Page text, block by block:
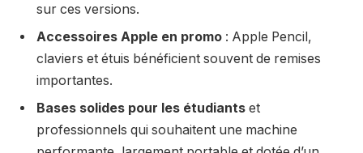
sur ces versions.
Accessoires Apple en promo : Apple Pencil,
claviers et étuis bénéficient souvent de remises
importantes.
Bases solides pour les étudiants et
professionnels qui souhaitent une machine